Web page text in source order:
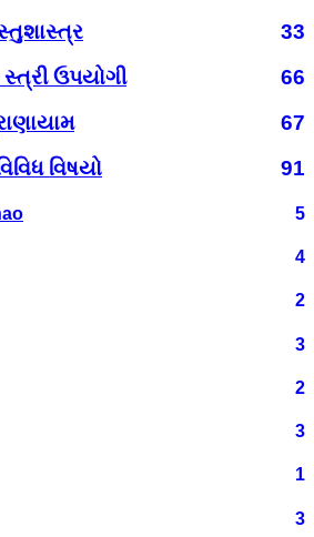
33
ઉપયોગી
66
67
વિષયો
91
5
4
2
3
2
3
1
3